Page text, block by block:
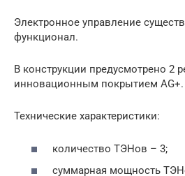
Электронное управление
функционал.
В конструкции предусмотрено 2
инновационным покрытием AG+.
Технические характеристики:
количество ТЭНов – 3;
суммарная мощность